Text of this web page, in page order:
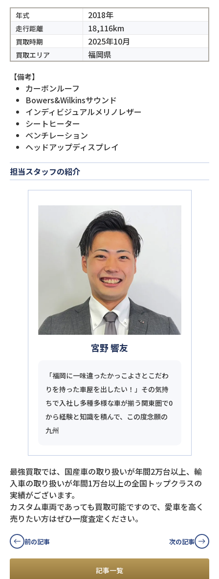
年式 2018年
走行距離 18,116km
買取時期 2025年10月
買取エリア 福岡県
【備考】
カーボンルーフ
Bowers&Wilkinsサウンド
インディビジュアルメリノレザー
シートヒーター
ベンチレーション
ヘッドアップディスプレイ
担当スタッフの紹介
宮野 響友
「福岡に一味違ったかっこよさとこだわ
りを持った車屋を出したい！」その気持
ちで入社し多種多様な車が揃う関東圏で0
から経験と知識を積んで、この度念願の
九州
最強買取では、国産車の取り扱いが年間2万台以上、輸
入車の取り扱いが年間1万台以上の全国トップクラスの
実績がございます。
カスタム車両であっても買取可能ですので、愛車を高く
売りたい方はぜひ一度査定ください。
前の記事
記事一覧
次の記事